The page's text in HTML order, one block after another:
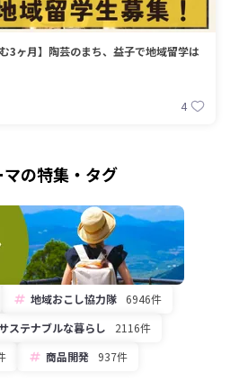
3ヶ月】陶芸のまち、益子で地域留学は
4
の特集・タグ
地域おこし協力隊
6946件
ステナブルな暮らし
2116件
商品開発 937件